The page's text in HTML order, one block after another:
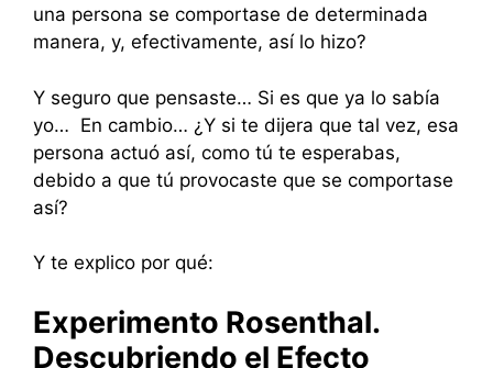
una persona se comportase de determinada
manera, y, efectivamente, así lo hizo?
Y seguro que pensaste… Si es que ya lo sabía
yo… En cambio… ¿Y si te dijera que tal vez, esa
persona actuó así, como tú te esperabas,
debido a que tú provocaste que se comportase
así?
Y te explico por qué:
Experimento Rosenthal.
Descubriendo el Efecto